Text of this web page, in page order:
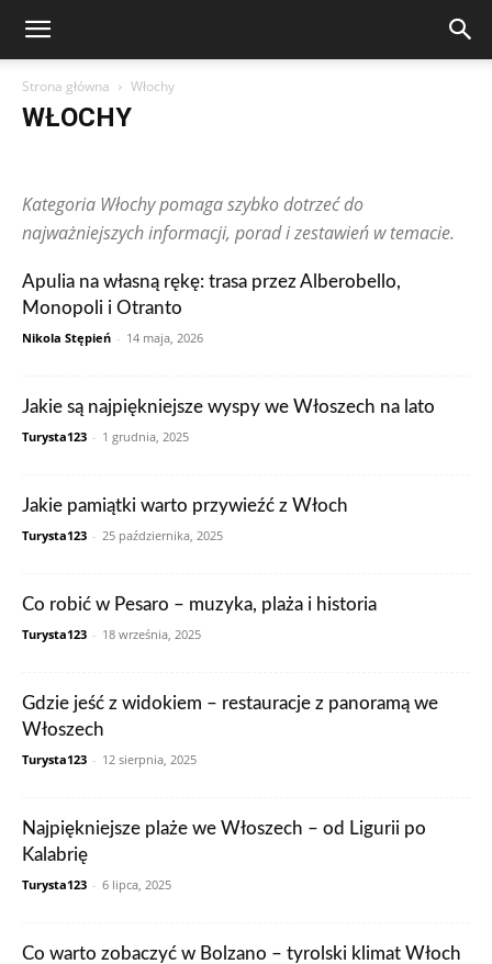
Strona główna Włochy
WŁOCHY
Francja
Grecja Gwatemala Hiszpania Holandia
Indie
Indonezja Irlandia Japonia Kanada
Kolumbia
Korea Południowa
Makau Malezja
Niemcy
Norwegia Nowa Zelandia Peru Polska
Rosja
RPA Rumunia Singapur
Stany Zjednoczone
Szwajcaria
Szwecja Tajlandia
Turcja
Ukraina Węgry
Kategoria Włochy pomaga szybko dotrzeć do
najważniejszych informacji, porad i zestawień w temacie.
Apulia na własną rękę: trasa przez Alberobello,
Monopoli i Otranto
Nikola Stępień - 14 maja, 2026
Jakie są najpiękniejsze wyspy we Włoszech na lato
Turysta123 - 1 grudnia, 2025
Jakie pamiątki warto przywieźć z Włoch
Turysta123 - 25 października, 2025
Co robić w Pesaro – muzyka, plaża i historia
Turysta123 - 18 września, 2025
Gdzie jeść z widokiem – restauracje z panoramą we
Włoszech
Turysta123 - 12 sierpnia, 2025
Najpiękniejsze plaże we Włoszech – od Ligurii po
Kalabrię
Turysta123 - 6 lipca, 2025
Co warto zobaczyć w Bolzano – tyrolski klimat Włoch